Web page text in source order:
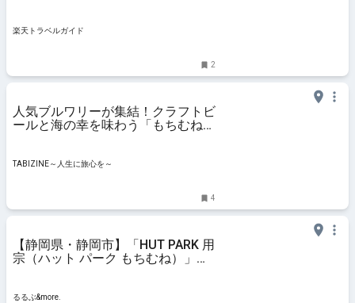
楽天トラベルガイド
2
人気ブルワリーが集結！クラフトビ
ールと海の幸を味わう「もちむね
TABIZINE～人生に旅心を～
4
【静岡県・静岡市】「HUT PARK 用
宗（ハット パーク もちむね）」の
るるぶ&more.